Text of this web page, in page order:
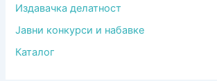
Издавачка делатност
Јавни конкурси и набавке
Каталог